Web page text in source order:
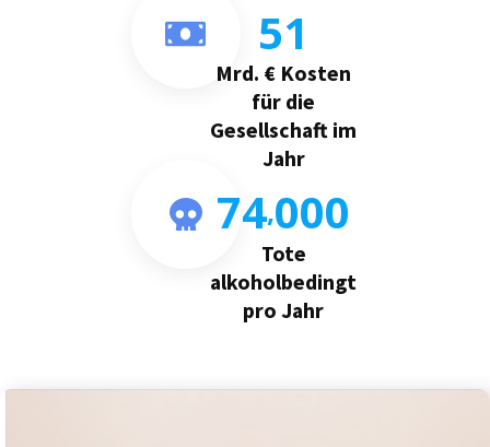
Mrd. € Kosten
für die
Gesellschaft im
Jahr
51
Tote
alkoholbedingt
pro Jahr
74,000